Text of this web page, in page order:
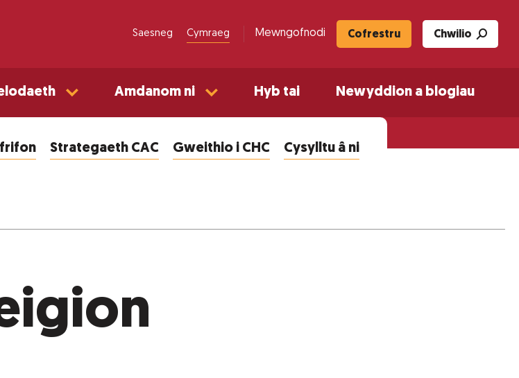
Saesneg Cymraeg Mewngofnodi Cofrestru Chwilio
Amdanom ni Hyb tai Newyddion a blogiau
Strategaeth CAC Gweithio i CHC Cysylltu â ni